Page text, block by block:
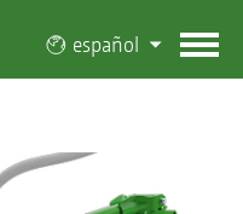
español